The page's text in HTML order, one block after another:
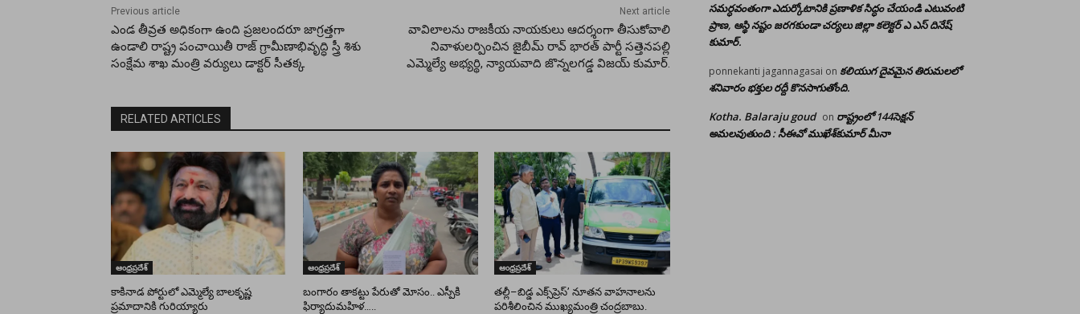
Previous article
ఎండ తీవ్రత అధికంగా ఉంది ప్రజలందరూ జాగ్రత్తగా
ఉండాలి రాష్ట్ర పంచాయితీ రాజ్ గ్రామీణాభివృద్ధి స్త్రీ శిశు
సంక్షేమ శాఖ మంత్రి వర్యులు డాక్టర్ సీతక్క
Next article
వావిలాలను రాజకీయ నాయకులు ఆదర్శంగా తీసుకోవాలి
నివాళులర్పించిన జైబీమ్ రావ్ భారత్ పార్టీ సత్తెనపల్లి
ఎమ్మెల్యే అభ్యర్థి, న్యాయవాది జొన్నలగడ్డ విజయ్ కుమార్.
RELATED ARTICLES
ఆంధ్రప్రదేశ్
కాకినాడ పోర్టులో ఎమ్మెల్యే బాలకృష్ణ
ప్రమాదానికి గురియ్యారు
ఆంధ్రప్రదేశ్
బంగారం తాకట్టు పేరుతో మోసం.. ఎస్పీకి
ఫిర్యాదుమహిళ…..
ఆంధ్రప్రదేశ్
తల్లీ–బిడ్డ ఎక్స్‌ప్రెస్’ నూతన వాహనాలను
పరిశీలించిన ముఖ్యమంత్రి చంద్రబాబు.
సమర్ధవంతంగా ఎదుర్కోటానికి ప్రణాళిక సిద్ధం చేయండి ఎటువంటి
ప్రాణ, ఆస్థి నష్టం జరగకుండా చర్యలు జిల్లా కలెక్టర్ ఎ ఎస్ దినేష్
కుమార్.
ponnekanti jagannagasai on కలియుగ దైవమైన తిరుమలలో
శనివారం భక్తుల రద్దీ కొనసాగుతోంది.
Kotha. Balaraju goud on రాష్ట్రంలో 144సెక్షన్
అమలవుతుంది : సీఈవో ముఖేశ్‌కుమార్‌ మీనా